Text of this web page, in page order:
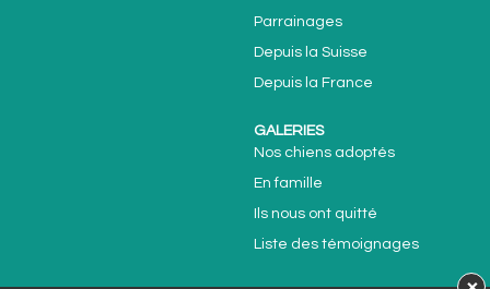
Parrainages
Depuis la Suisse
Depuis la France
GALERIES
Nos chiens adoptés
En famille
Ils nous ont quitté
Liste des témoignages